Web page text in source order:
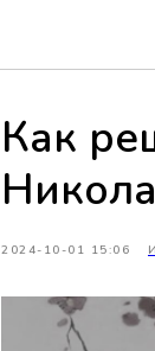
Как
2024-10-01 15:06